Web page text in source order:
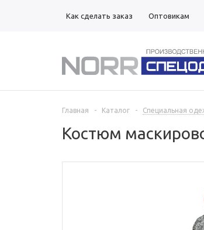
Как сделать заказ Оптовикам
Главная - Каталог - Специальная
Костюм